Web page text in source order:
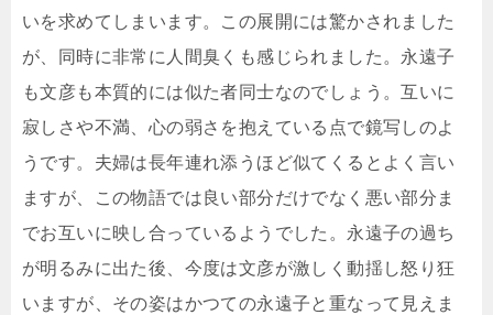
いを求めてしまいます。この展開には驚かされました
が、同時に非常に人間臭くも感じられました。永遠子
も文彦も本質的には似た者同士なのでしょう。互いに
寂しさや不満、心の弱さを抱えている点で鏡写しのよ
うです。夫婦は長年連れ添うほど似てくるとよく言い
ますが、この物語では良い部分だけでなく悪い部分ま
でお互いに映し合っているようでした。永遠子の過ち
が明るみに出た後、今度は文彦が激しく動揺し怒り狂
いますが、その姿はかつての永遠子と重なって見えま